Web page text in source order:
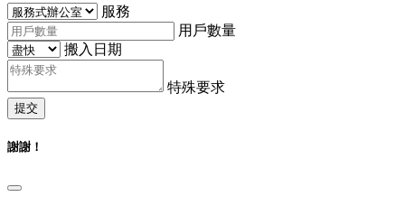
服務
用戶數量
搬入日期
特殊要求
提交
謝謝！